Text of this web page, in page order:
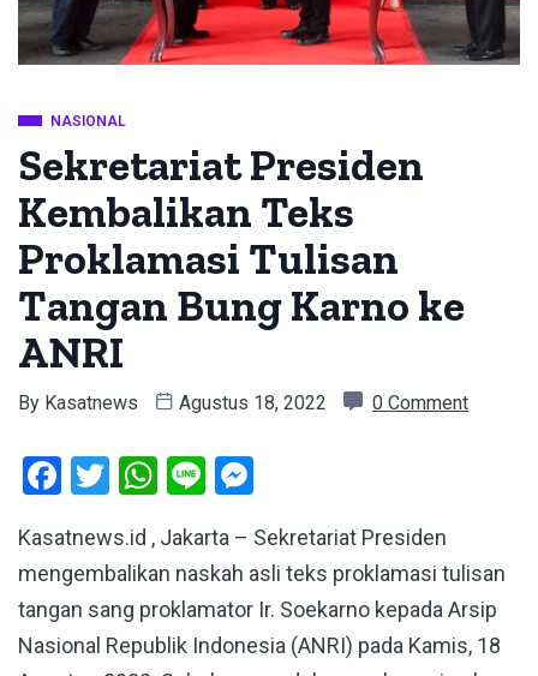
NASIONAL
Sekretariat Presiden
Kembalikan Teks
Proklamasi Tulisan
Tangan Bung Karno ke
ANRI
By Kasatnews Agustus 18, 2022 0 Comment
Facebook
Twitter
WhatsApp
Line
Kasatnews.id , Jakarta – Sekretariat Presiden
mengembalikan naskah asli teks proklamasi tulisan
tangan sang proklamator Ir. Soekarno kepada Arsip
Nasional Republik Indonesia (ANRI) pada Kamis, 18